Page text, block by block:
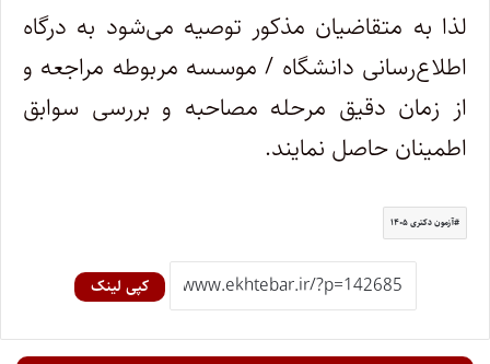
لذا به متقاضیان مذکور توصیه می‌شود به درگاه
اطلاع‌رسانی دانشگاه / موسسه مربوطه مراجعه و
از زمان دقیق مرحله مصاحبه و بررسی سوابق
اطمینان حاصل نمایند.
آزمون دکتری ۱۴۰۵
کپی لینک